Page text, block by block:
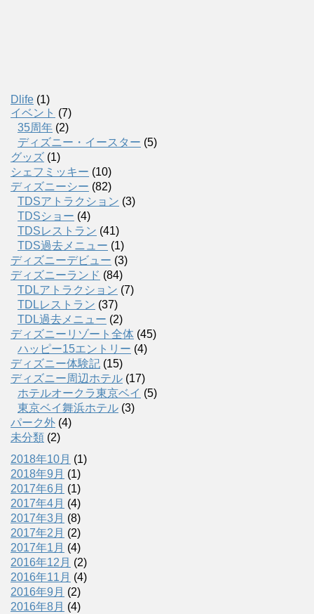
Dlife (1)
イベント (7)
35周年 (2)
ディズニー・イースター (5)
グッズ (1)
シェフミッキー (10)
ディズニーシー (82)
TDSアトラクション (3)
TDSショー (4)
TDSレストラン (41)
TDS過去メニュー (1)
ディズニーデビュー (3)
ディズニーランド (84)
TDLアトラクション (7)
TDLレストラン (37)
TDL過去メニュー (2)
ディズニーリゾート全体 (45)
ハッピー15エントリー (4)
ディズニー体験記 (15)
ディズニー周辺ホテル (17)
ホテルオークラ東京ベイ (5)
東京ベイ舞浜ホテル (3)
パーク外 (4)
未分類 (2)
2018年10月 (1)
2018年9月 (1)
2017年6月 (1)
2017年4月 (4)
2017年3月 (8)
2017年2月 (2)
2017年1月 (4)
2016年12月 (2)
2016年11月 (4)
2016年9月 (2)
2016年8月 (4)